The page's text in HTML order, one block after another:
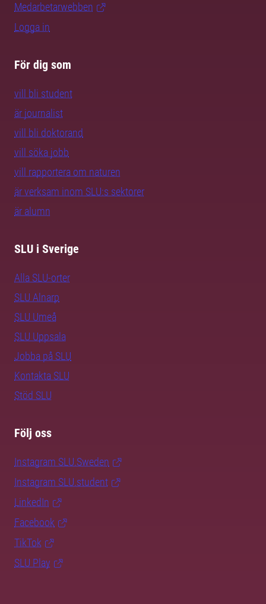
Medarbetarwebben
Logga in
För dig som
vill bli student
är journalist
vill bli doktorand
vill söka jobb
vill rapportera om naturen
är verksam inom SLU:s sektorer
är alumn
SLU i Sverige
Alla SLU-orter
SLU Alnarp
SLU Umeå
SLU Uppsala
Jobba på SLU
Kontakta SLU
Stöd SLU
Följ oss
Instagram SLU.Sweden
Instagram SLU.student
LinkedIn
Facebook
TikTok
SLU Play